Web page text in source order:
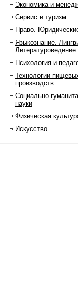
Экономика и
Сервис и туризм
Право.
Языкознание.
Литературоведение
Психология и
Технологии
производств
Социально-
науки
Физическая
Искусство